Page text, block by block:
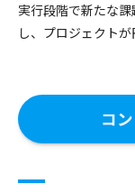
実行段階で新たな
し、プロジェクト
コ